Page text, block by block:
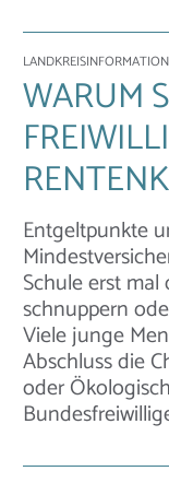
WARUM
Entgeltpunkte
Schule erst
schnuppern
Viele junge
Abschluss die
oder